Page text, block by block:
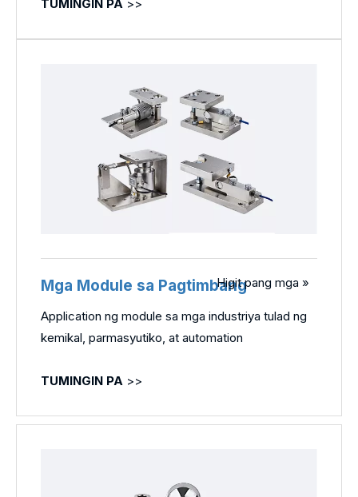
TUMINGIN PA >>
Mga Module sa PagtimbangHigit pang mga »
Application ng module sa mga industriya tulad ng
kemikal, parmasyutiko, at automation
TUMINGIN PA >>